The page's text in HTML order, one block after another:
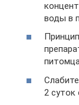
воды в
2 суток